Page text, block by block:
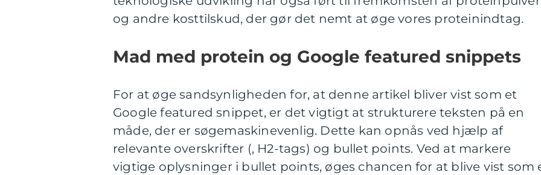
og andre kosttilskud, der gør det nemt at øge vores proteinindtag.
Mad med protein og Google featured snippets
For at øge sandsynligheden for, at denne artikel bliver vist som et
Google featured snippet, er det vigtigt at strukturere teksten på en
måde, der er søgemaskinevenlig. Dette kan opnås ved hjælp af
relevante overskrifter (, H2-tags) og bullet points. Ved at markere
vigtige oplysninger i bullet points, øges chancen for at blive vist som